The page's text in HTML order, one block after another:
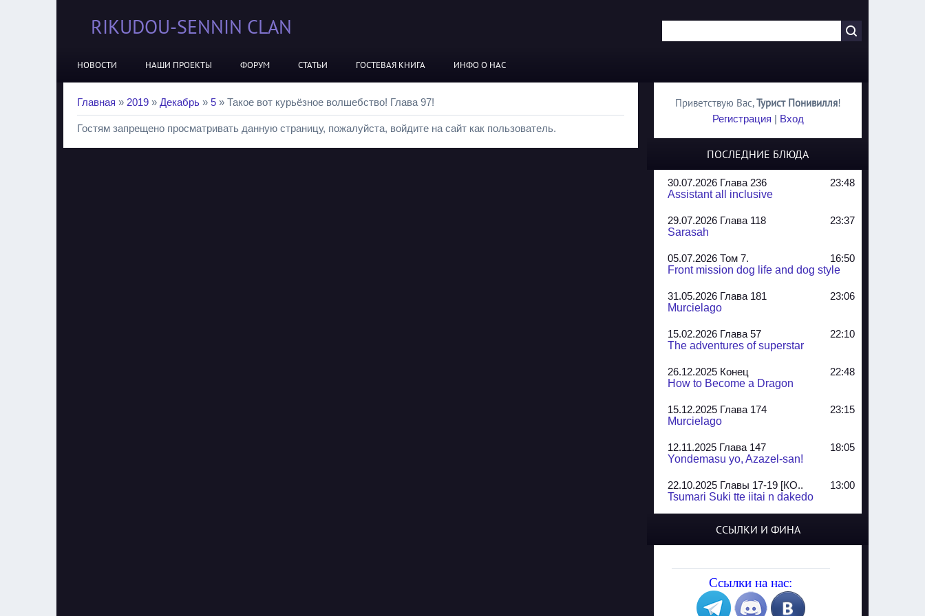
RIKUDOU-SENNIN CLAN
НОВОСТИ НАШИ ПРОЕКТЫ ФОРУМ СТАТЬИ ГОСТЕВАЯ КНИГА ИНФО О НАС
Главная » 2019 » Декабрь » 5 » Такое вот курьёзное волшебство! Глава 97!
Гостям запрещено просматривать данную страницу, пожалуйста, войдите на сайт как пользователь.
Приветствую Вас,Турист Понивилля!
Регистрация | Вход
ПОСЛЕДНИЕ БЛЮДА
30.07.2026 Глава 236
23:48
Assistant all inclusive
29.07.2026 Глава 118
23:37
Sarasah
05.07.2026 Том 7.
16:50
Front mission dog life and dog style
31.05.2026 Глава 181
23:06
Murcielago
15.02.2026 Глава 57
22:10
The adventures of superstar
26.12.2025 Конец
22:48
How to Become a Dragon
15.12.2025 Глава 174
23:15
Murcielago
12.11.2025 Глава 147
18:05
Yondemasu yo, Azazel-san!
22.10.2025 Главы 17-19 [КО..
13:00
Tsumari Suki tte iitai n dakedo
Jungle Juice
Yozakura Shijuusou
08.08.2025 Глава 50
A Compendium of Ghosts
ССЫЛКИ И ФИНА
Ссылки на нас: